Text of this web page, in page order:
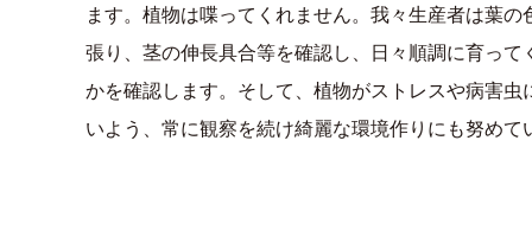
ます。植物は喋ってくれません。我々生産者は葉の
張り、茎の伸長具合等を確認し、日々順調に育って
かを確認します。そして、植物がストレスや病害虫
いよう、常に観察を続け綺麗な環境作りにも努めて